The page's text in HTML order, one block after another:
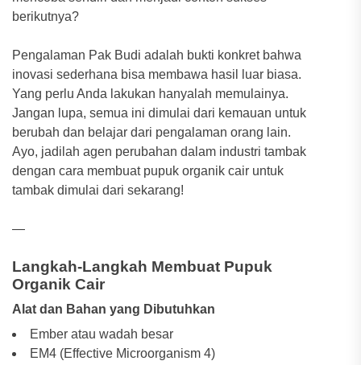
berikutnya?
Pengalaman Pak Budi adalah bukti konkret bahwa
inovasi sederhana bisa membawa hasil luar biasa.
Yang perlu Anda lakukan hanyalah memulainya.
Jangan lupa, semua ini dimulai dari kemauan untuk
berubah dan belajar dari pengalaman orang lain.
Ayo, jadilah agen perubahan dalam industri tambak
dengan cara membuat pupuk organik cair untuk
tambak dimulai dari sekarang!
—
Langkah-Langkah Membuat Pupuk
Organik Cair
Alat dan Bahan yang Dibutuhkan
Ember atau wadah besar
EM4 (Effective Microorganism 4)